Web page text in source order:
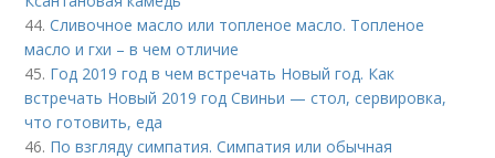
44.Сливочное масло или топленое масло. Топленое
масло и гхи – в чем отличие
45. Год 2019 год в чем встречать Новый год. Как
встречать Новый 2019 год Свиньи — стол, сервировка,
что готовить, еда
46. По взгляду симпатия. Симпатия или обычная